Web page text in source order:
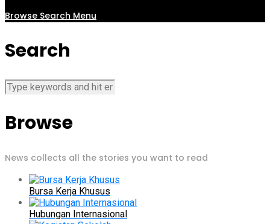
Browse Search Menu
Search
Browse
News collects all the stories you want to read
Bursa Kerja Khusus
Hubungan Internasional